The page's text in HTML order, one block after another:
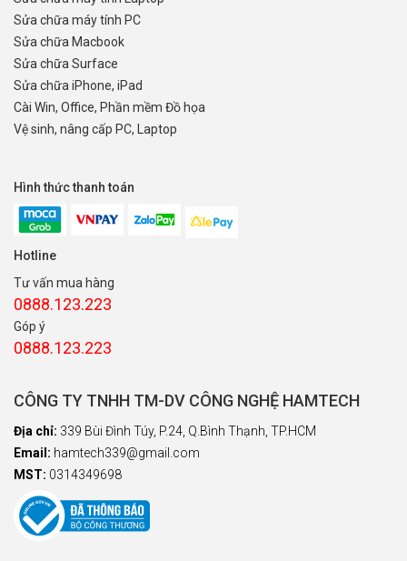
Sửa chữa máy tính PC
Sửa chữa Macbook
Sửa chữa Surface
Sửa chữa iPhone, iPad
Cài Win, Office, Phần mềm Đồ họa
Vệ sinh, nâng cấp PC, Laptop
Hình thức thanh toán
Hotline
Tư vấn mua hàng
0888.123.223
Góp ý
0888.123.223
CÔNG TY TNHH TM-DV CÔNG NGHỆ HAMTECH
Địa chỉ: 339 Bùi Đình Túy, P.24, Q.Bình Thạnh, TP.HCM
Email: hamtech339@gmail.com
MST: 0314349698